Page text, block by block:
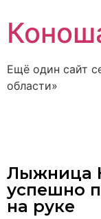
Ещё один сайт
области»
Лыжница
успешно
на руке